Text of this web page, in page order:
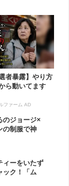
者暴露】やり方
ら動いてます
ファーム AD
のジョージ×
の制服で神
ィーをいたず
ック！「ム